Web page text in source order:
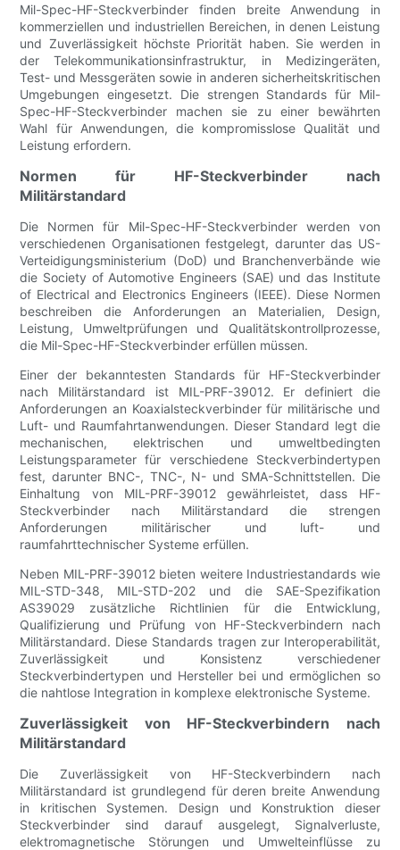
Mil-Spec-HF-Steckverbinder finden breite Anwendung in
kommerziellen und industriellen Bereichen, in denen Leistung
und Zuverlässigkeit höchste Priorität haben. Sie werden in
der Telekommunikationsinfrastruktur, in Medizingeräten,
Test- und Messgeräten sowie in anderen sicherheitskritischen
Umgebungen eingesetzt. Die strengen Standards für Mil-
Spec-HF-Steckverbinder machen sie zu einer bewährten
Wahl für Anwendungen, die kompromisslose Qualität und
Leistung erfordern.
Normen für HF-Steckverbinder nach
Militärstandard
Die Normen für Mil-Spec-HF-Steckverbinder werden von
verschiedenen Organisationen festgelegt, darunter das US-
Verteidigungsministerium (DoD) und Branchenverbände wie
die Society of Automotive Engineers (SAE) und das Institute
of Electrical and Electronics Engineers (IEEE). Diese Normen
beschreiben die Anforderungen an Materialien, Design,
Leistung, Umweltprüfungen und Qualitätskontrollprozesse,
die Mil-Spec-HF-Steckverbinder erfüllen müssen.
Einer der bekanntesten Standards für HF-Steckverbinder
nach Militärstandard ist MIL-PRF-39012. Er definiert die
Anforderungen an Koaxialsteckverbinder für militärische und
Luft- und Raumfahrtanwendungen. Dieser Standard legt die
mechanischen, elektrischen und umweltbedingten
Leistungsparameter für verschiedene Steckverbindertypen
fest, darunter BNC-, TNC-, N- und SMA-Schnittstellen. Die
Einhaltung von MIL-PRF-39012 gewährleistet, dass HF-
Steckverbinder nach Militärstandard die strengen
Anforderungen militärischer und luft- und
raumfahrttechnischer Systeme erfüllen.
Neben MIL-PRF-39012 bieten weitere Industriestandards wie
MIL-STD-348, MIL-STD-202 und die SAE-Spezifikation
AS39029 zusätzliche Richtlinien für die Entwicklung,
Qualifizierung und Prüfung von HF-Steckverbindern nach
Militärstandard. Diese Standards tragen zur Interoperabilität,
Zuverlässigkeit und Konsistenz verschiedener
Steckverbindertypen und Hersteller bei und ermöglichen so
die nahtlose Integration in komplexe elektronische Systeme.
Zuverlässigkeit von HF-Steckverbindern nach
Militärstandard
Die Zuverlässigkeit von HF-Steckverbindern nach
Militärstandard ist grundlegend für deren breite Anwendung
in kritischen Systemen. Design und Konstruktion dieser
Steckverbinder sind darauf ausgelegt, Signalverluste,
elektromagnetische Störungen und Umwelteinflüsse zu